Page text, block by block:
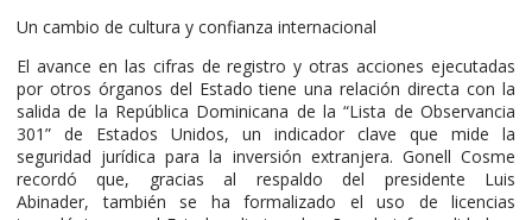
Un cambio de cultura y confianza internacional
El avance en las cifras de registro y otras acciones ejecutadas
por otros órganos del Estado tiene una relación directa con la
salida de la República Dominicana de la “Lista de Observancia
301” de Estados Unidos, un indicador clave que mide la
seguridad jurídica para la inversión extranjera. Gonell Cosme
recordó que, gracias al respaldo del presidente Luis
Abinader, también se ha formalizado el uso de licencias